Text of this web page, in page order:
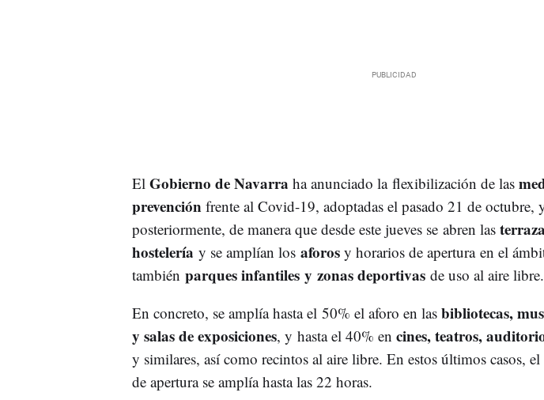
El Gobierno de Navarra ha anunciado la flexibilización de las
prevención frente al Covid-19, adoptadas el pasado 21 de octubre,
posteriormente, de manera que desde este jueves se abren las
hostelería y se amplían los aforos y horarios de apertura en el
también parques infantiles y zonas deportivasde uso al aire libre.
En concreto, se amplía hasta el 50% el aforo en las bibliotecas,
y salas de exposiciones, y hasta el 40% en cines, teatros,
y similares, así como recintos al aire libre. En estos últimos casos,
de apertura se amplía hasta las 22 horas.